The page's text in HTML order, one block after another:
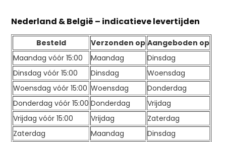
Nederland & België – indicatieve levertijden
Besteld Verzonden op Aangeboden op
Maandag vóór 15:00
Maandag
Dinsdag
Dinsdag vóór 15:00
Dinsdag
Woensdag
Woensdag vóór 15:00 Woensdag
Donderdag
Donderdag vóór 15:00 Donderdag
Vrijdag
Vrijdag vóór 15:00
Vrijdag
Zaterdag
Zaterdag
Maandag
Dinsdag